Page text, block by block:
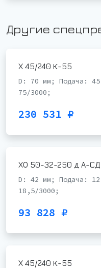
Другие
Х 45/240 К-55
D: 70 мм; Подача:
75/3000;
230 531 ₽
ХО 50-32-250 д А-СД
D: 42 мм; Подача:
18,5/3000;
93 828 ₽
Х 45/240 К-55